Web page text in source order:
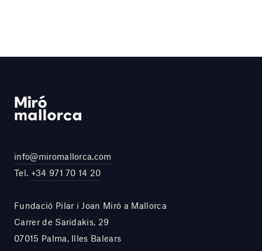
info@miromallorca.com
Tel. +34 971 70 14 20
Fundació Pilar i Joan Miró a Mallorca
Carrer de Saridakis, 29
07015 Palma, Illes Balears